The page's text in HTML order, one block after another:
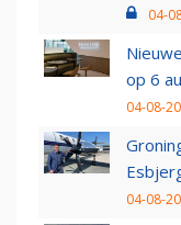
04-
op 6
04-08-
04-08-